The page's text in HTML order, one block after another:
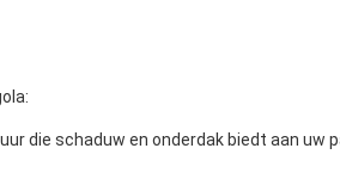
die schaduw en onderdak biedt aan